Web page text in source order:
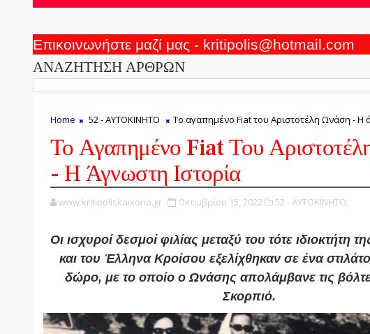
Επικοινωνήστε μαζί μας - kritipolis@hotmail.com
ΑΝΑΖΗΤΗΣΗ ΑΡΘΡΩΝ
Home 52 - ΑΥΤΟΚΙΝΗΤΟ Το αγαπημένο Fiat του Αριστοτέλη Ωνάση - Η
Το Αγαπημένο Fiat Του
- Η Άγνωστη Ιστορία
www.kritipoliskaixoria.gr Οκτωβρίου 15, 2022 52 - ΑΥΤΟΚΙΝΗΤΟ,
Οι ισχυροί δεσμοί φιλίας μεταξύ του τότε ιδιοκτήτη
και του Έλληνα Κροίσου εξελίχθηκαν σε ένα
δώρο, με το οποίο ο Ωνάσης απολάμβανε τις
Σκορπιό.